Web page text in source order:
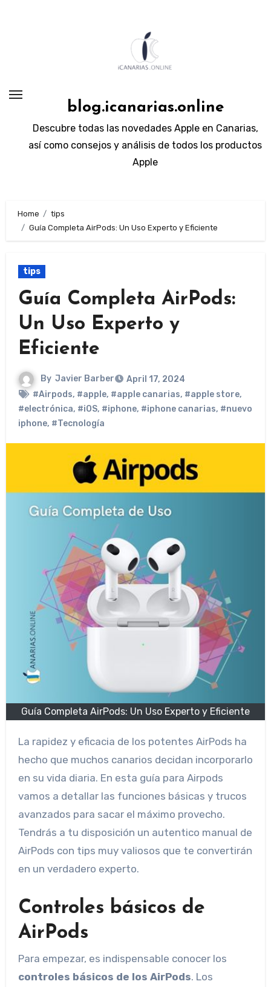
blog.icanarias.online
Descubre todas las novedades Apple en Canarias,
así como consejos y análisis de todos los productos
Apple
Home
tips
Guía Completa AirPods: Un Uso Experto y Eficiente
tips
Guía Completa AirPods:
Un Uso Experto y
Eficiente
By Javier Barber
April 17, 2024
#Airpods, #apple, #apple canarias, #apple store,
#electrónica, #iOS, #iphone, #iphone canarias, #nuevo
iphone, #Tecnología
Guía Completa AirPods: Un Uso Experto y Eficiente
La rapidez y eficacia de los potentes AirPods ha
hecho que muchos canarios decidan incorporarlo
en su vida diaria. En esta guía para Airpods
vamos a detallar las funciones básicas y trucos
avanzados para sacar el máximo provecho.
Tendrás a tu disposición un autentico manual de
AirPods con tips muy valiosos que te convertirán
en un verdadero experto.
Controles básicos de
AirPods
Para empezar, es indispensable conocer los
controles básicos de los AirPods. Los